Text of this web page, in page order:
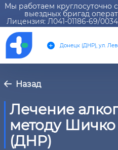
Мы работаем круглосуточно
выездных бригад
Лицензия: Л041-01186-69/
Донецк (ДНР), ул.
Назад
Лечение
методу Шичко
(ДНР)